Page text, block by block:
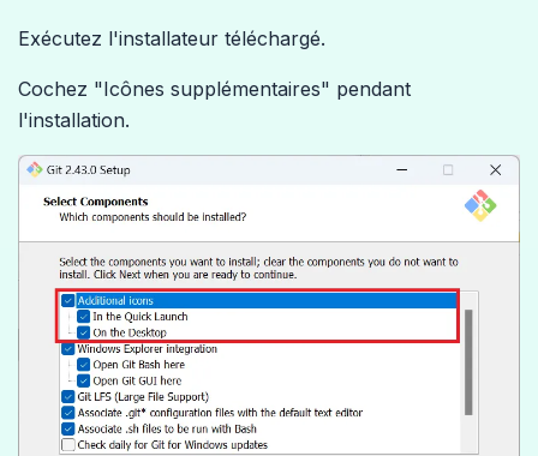
Exécutez l'installateur téléchargé.
Cochez "Icônes supplémentaires" pendant
l'installation.